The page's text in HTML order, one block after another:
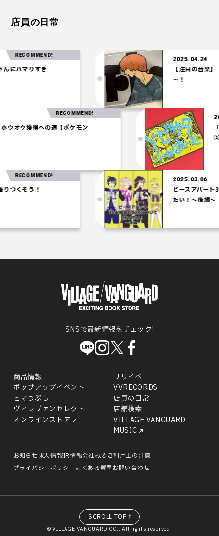
店員の日常
マりすぎ
2025.04.24
【注目の音楽】「
～！
パ】ホウオウ獲得への道【ポケモン
RECOMMEND!
そう！
2025.03.06
ピースアパート3Dお
たい！～後編～
SNSで最新情報をチェック!
商品情報
リリイベ
ポップアップイベント
VVRECORDS
ヒマつぶし
店員の日常
ヴィレヴァンセレクト
店舗検索
オンラインストア
VILLAGE VANGUARD
MUSIC
お知らせ求人情報IR情報会社概要ご利用上の注意
プライバシーポリシーよくある質問お問い合わせ
© VILLAGE VANGUARD CO., All rights reserved.
SCROLL TOP↑